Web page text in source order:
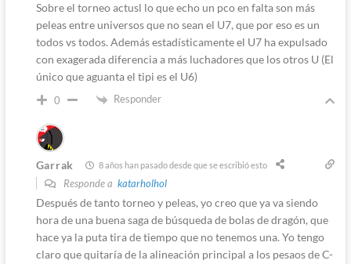
Sobre el torneo actusl lo que echo un pco en falta son más
peleas entre universos que no sean el U7, que por eso es un
todos vs todos. Además estadísticamente el U7 ha expulsado
con exagerada diferencia a más luchadores que los otros U (El
único que aguanta el tipi es el U6)
0 Responder
Garrak 8 años han pasado desde que se escribió esto
Responde a katarholhol
Después de tanto torneo y peleas, yo creo que ya va siendo
hora de una buena saga de búsqueda de bolas de dragón, que
hace ya la puta tira de tiempo que no tenemos una. Yo tengo
claro que quitaría de la alineación principal a los pesaos de C-